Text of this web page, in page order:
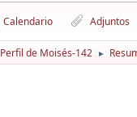
Calendario Adjuntos
Perfil de Moisés-142 ►